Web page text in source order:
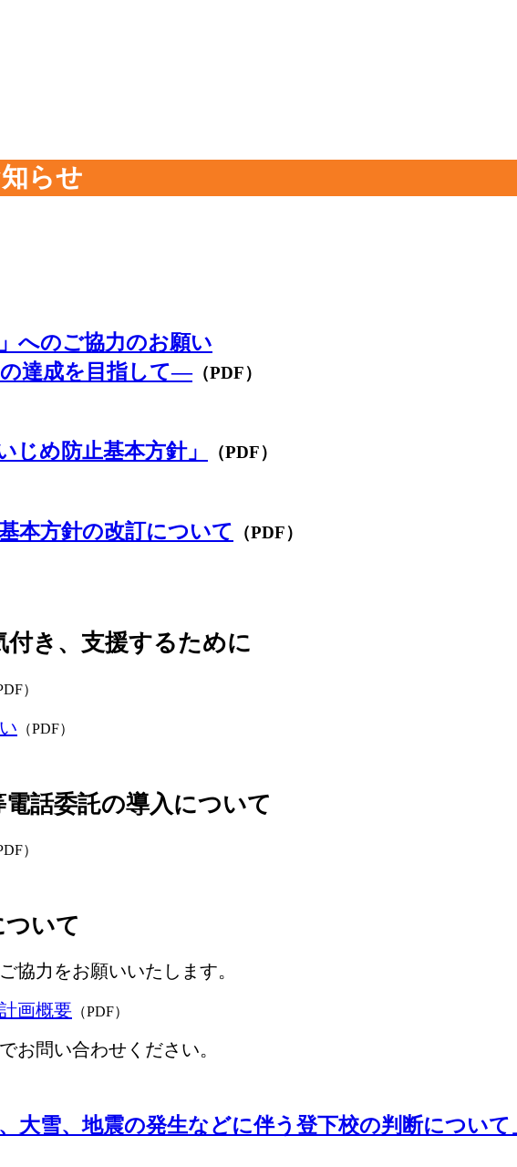
らせ
へのご協力のお願い
達成を目指して―（PDF）
じめ防止基本方針」 （PDF）
本方針の改訂について （PDF）
き、支援するために
）
（PDF）
話委託の導入について
）
ついて
協力をお願いいたします。
画概要 （PDF）
お問い合わせください。
大雪、地震の発生などに伴う登下校の判断について